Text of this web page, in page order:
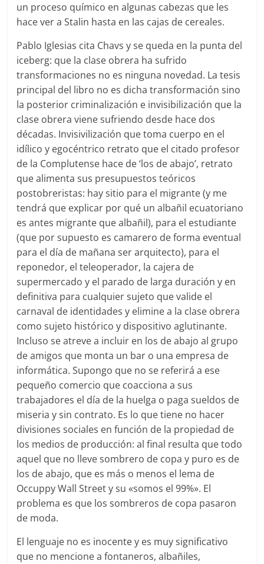
un proceso químico en algunas cabezas que les
hace ver a Stalin hasta en las cajas de cereales.
Pablo Iglesias cita Chavs y se queda en la punta del
iceberg: que la clase obrera ha sufrido
transformaciones no es ninguna novedad. La tesis
principal del libro no es dicha transformación sino
la posterior criminalización e invisibilización que la
clase obrera viene sufriendo desde hace dos
décadas. Invisivilización que toma cuerpo en el
idílico y egocéntrico retrato que el citado profesor
de la Complutense hace de ‘los de abajo’, retrato
que alimenta sus presupuestos teóricos
postobreristas: hay sitio para el migrante (y me
tendrá que explicar por qué un albañil ecuatoriano
es antes migrante que albañil), para el estudiante
(que por supuesto es camarero de forma eventual
para el día de mañana ser arquitecto), para el
reponedor, el teleoperador, la cajera de
supermercado y el parado de larga duración y en
definitiva para cualquier sujeto que valide el
carnaval de identidades y elimine a la clase obrera
como sujeto histórico y dispositivo aglutinante.
Incluso se atreve a incluir en los de abajo al grupo
de amigos que monta un bar o una empresa de
informática. Supongo que no se referirá a ese
pequeño comercio que coacciona a sus
trabajadores el día de la huelga o paga sueldos de
miseria y sin contrato. Es lo que tiene no hacer
divisiones sociales en función de la propiedad de
los medios de producción: al final resulta que todo
aquel que no lleve sombrero de copa y puro es de
los de abajo, que es más o menos el lema de
Occuppy Wall Street y su «somos el 99%». El
problema es que los sombreros de copa pasaron
de moda.
El lenguaje no es inocente y es muy significativo
que no mencione a fontaneros, albañiles,